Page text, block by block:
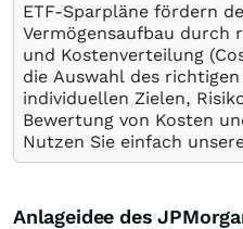
ETF-Sparpläne fördern
Vermögensaufbau durch
und Kostenverteilung
die Auswahl des
individuellen Zielen,
Bewertung von Kosten
Nutzen Sie einfach
Anlageidee des